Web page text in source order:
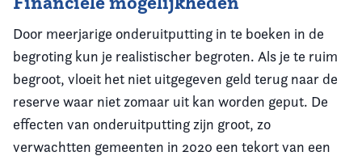
Door meerjarige onderuitputting in te boeken in de
begroting kun je realistischer begroten. Als je te ruim
begroot, vloeit het niet uitgegeven geld terug naar de
reserve waar niet zomaar uit kan worden geput. De
effecten van onderuitputting zijn groot, zo
verwachtten gemeenten in 2020 een tekort van een